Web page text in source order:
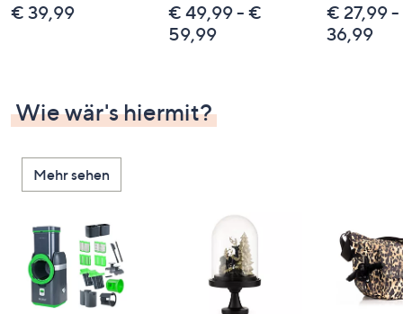
€ 39,99
€ 49,99 - €
59,99
€ 27,99
36,99
Wie wär's hiermit?
Mehr sehen